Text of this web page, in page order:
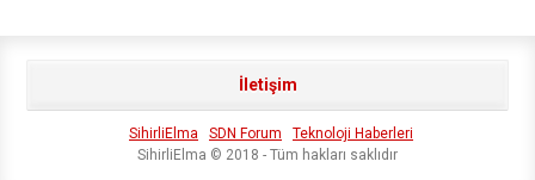
İletişim
SihirliElma SDN Forum
Teknoloji Haberleri
SihirliElma © 2018 - Tüm hakları saklıdır